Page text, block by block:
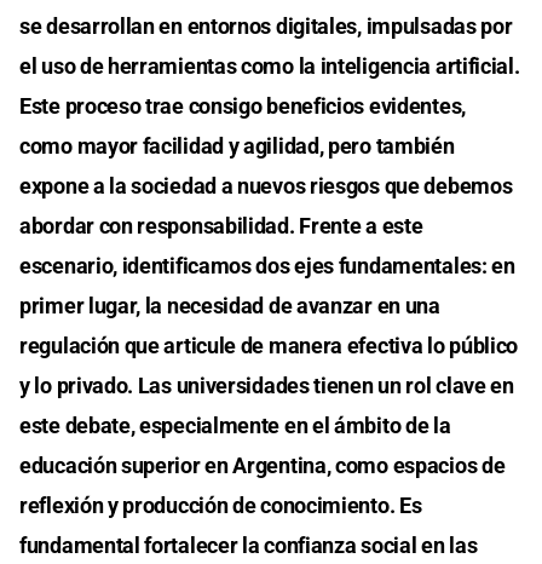
se desarrollan en entornos digitales, impulsadas por
el uso de herramientas como la inteligencia artificial.
Este proceso trae consigo beneficios evidentes,
como mayor facilidad y agilidad, pero también
expone a la sociedad a nuevos riesgos que debemos
abordar con responsabilidad. Frente a este
escenario, identificamos dos ejes fundamentales: en
primer lugar, la necesidad de avanzar en una
regulación que articule de manera efectiva lo público
y lo privado. Las universidades tienen un rol clave en
este debate, especialmente en el ámbito de la
educación superior en Argentina, como espacios de
reflexión y producción de conocimiento. Es
fundamental fortalecer la confianza social en las